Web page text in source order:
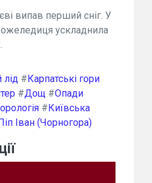
випав перший сніг. У
ожеледиця ускладнила
лід # Карпатські гори
#Дощ #Опади
# Київська
Піп Іван (Чорногора)